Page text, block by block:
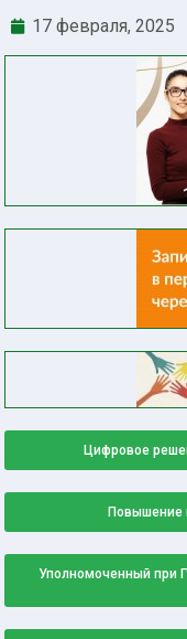
17 февраля, 2025
Цифровое
Повышение
Уполномоченный при